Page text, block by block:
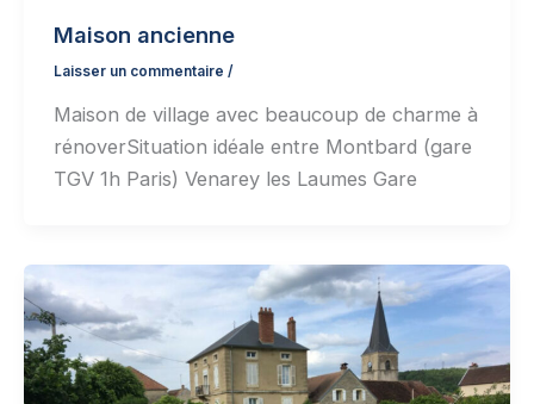
Maison ancienne
Laisser un commentaire /
Maison de village avec beaucoup de charme à
rénoverSituation idéale entre Montbard (gare
TGV 1h Paris) Venarey les Laumes Gare